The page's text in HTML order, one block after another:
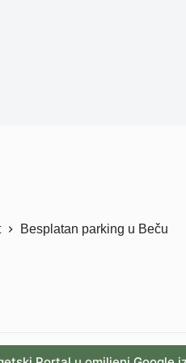
Besplatan parking u Beču